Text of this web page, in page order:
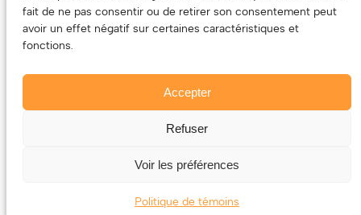
fait de ne pas consentir ou de retirer son consentement peut
avoir un effet négatif sur certaines caractéristiques et
fonctions.
Accepter
Refuser
Voir les préférences
Politique de témoins
Le contenu (texte et photos) appartient à ses créatrices et